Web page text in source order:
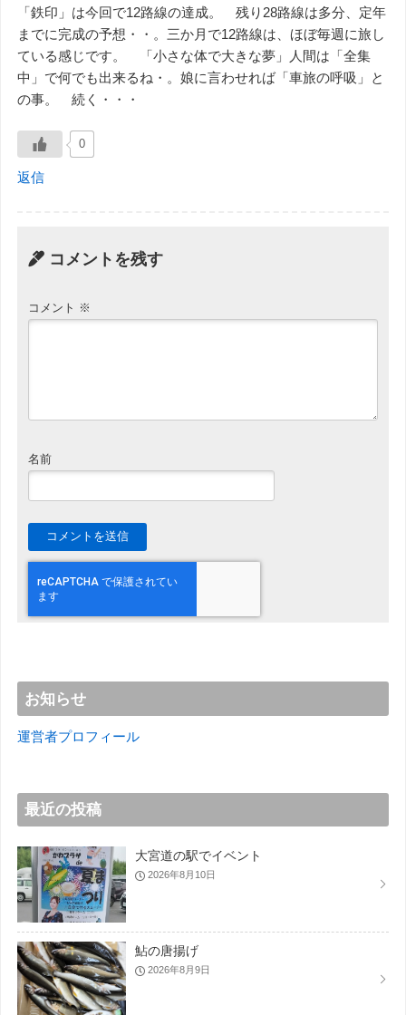
「鉄印」は今回で12路線の達成。 残り28路線は多分、定年
までに完成の予想・・。三か月で12路線は、ほぼ毎週に旅し
ている感じです。 「小さな体で大きな夢」人間は「全集
中」で何でも出来るね・。娘に言わせれば「車旅の呼吸」と
の事。 続く・・・
0
返信
コメントを残す
コメント ※
名前
お知らせ
運営者プロフィール
最近の投稿
大宮道の駅でイベント
2026年8月10日
鮎の唐揚げ
2026年8月9日